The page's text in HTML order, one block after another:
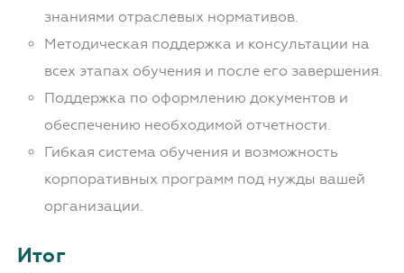
знаниями отраслевых нормативов.
Методическая поддержка и консультации на
всех этапах обучения и после его завершения.
Поддержка по оформлению документов и
обеспечению необходимой отчетности.
Гибкая система обучения и возможность
корпоративных программ под нужды вашей
организации.
Итог